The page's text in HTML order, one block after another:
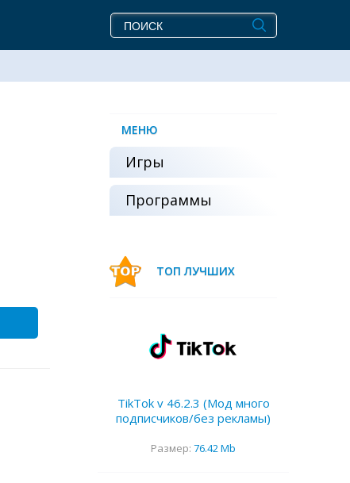
МЕНЮ
Игры
Программы
ТОП ЛУЧШИХ
TikTok v 46.2.3 (Мод много
подписчиков/без рекламы)
Размер: 76.42 Mb